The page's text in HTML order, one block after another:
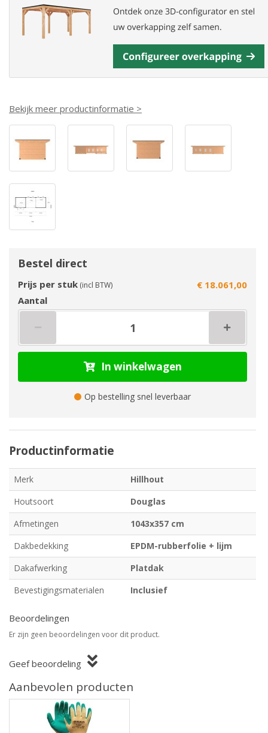
Bekijk meer productinformatie >
Bestel direct
Prijs per stuk (incl BTW)
€ 18.061,00
Aantal
In winkelwagen
Op bestelling snel leverbaar
Productinformatie
Merk
Hillhout
Houtsoort
Douglas
Afmetingen
1043x357 cm
Dakbedekking
EPDM-rubberfolie + lijm
Dakafwerking
Platdak
Bevestigingsmaterialen
Inclusief
Beoordelingen
Er zijn geen beoordelingen voor dit product.
Geef beoordeling
Aanbevolen producten